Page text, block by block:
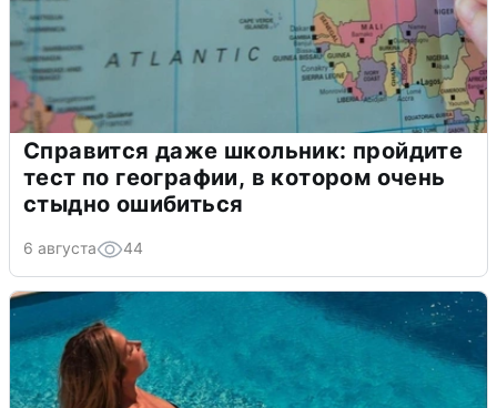
Справится даже школьник: пройдите
тест по географии, в котором очень
стыдно ошибиться
6 августа 44